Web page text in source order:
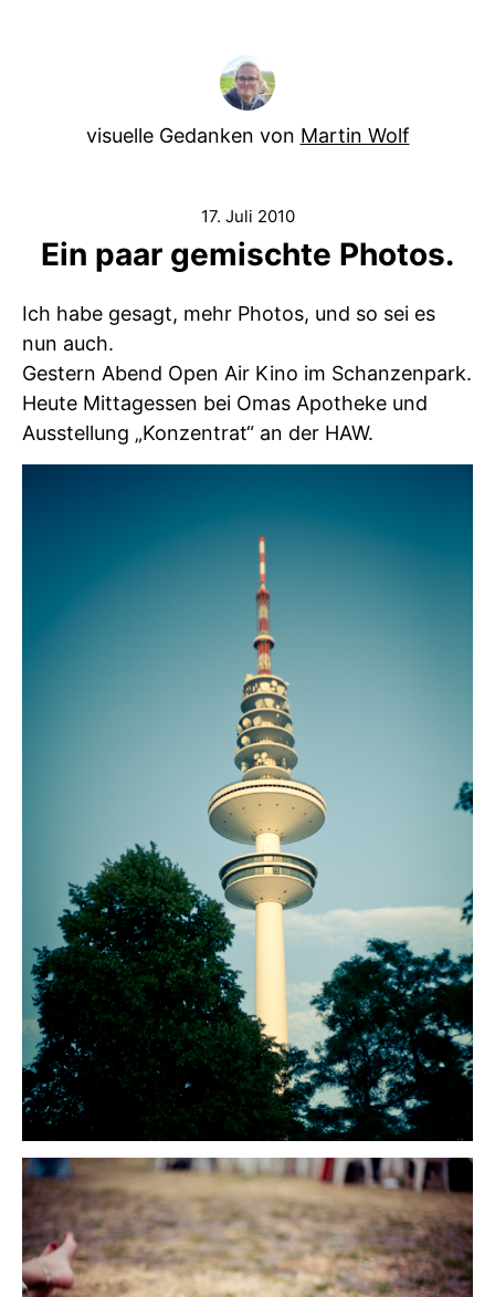
visuelle Gedanken von Martin Wolf
17. Juli 2010
Ein paar gemischte Photos.
Ich habe gesagt, mehr Photos, und so sei es
nun auch.
Gestern Abend Open Air Kino im Schanzenpark.
Heute Mittagessen bei Omas Apotheke und
Ausstellung „Konzentrat“ an der HAW.